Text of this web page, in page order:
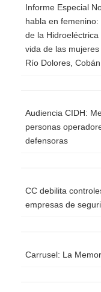
Informe Especial
habla en
de la
vida de las mujeres
Río Dolores,
Audiencia CIDH:
personas
defensoras
CC debilita
empresas de
Carrusel: La